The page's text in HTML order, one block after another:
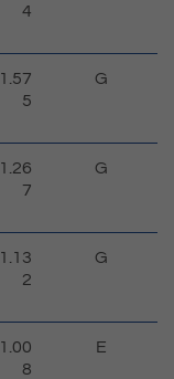
4
1.57
5
G
1.26
7
G
1.13
2
G
1.00
8
E